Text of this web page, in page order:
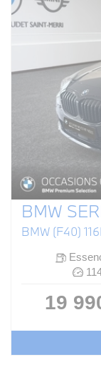
BMW
BMW (F40)
19